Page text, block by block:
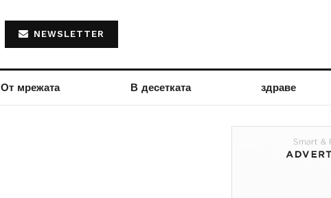
NEWSLETTER
От мрежата В десетката здраве